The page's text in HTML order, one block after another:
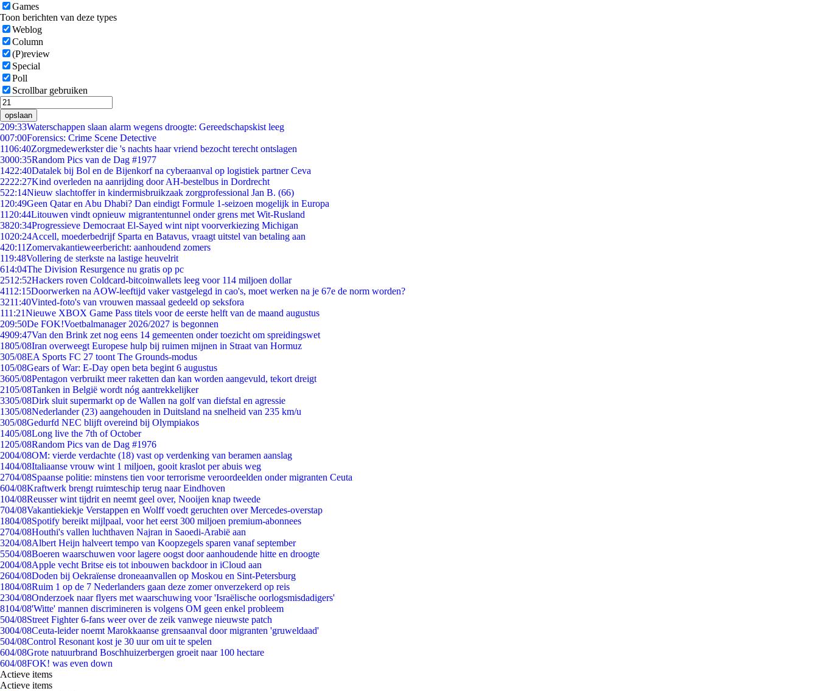
Games
Toon berichten van deze types
Weblog
Column
(P)review
Special
Poll
Scrollbar gebruiken
opslaan
209:33Waterschappen slaan alarm wegens droogte: Gereedschapskist leeg
007:00Forensics: Crime Scene Detective
1106:40Zorgmedewerkster die 's nachts haar vriend bezocht terecht ontslagen
3000:35Random Pics van de Dag #1977
1422:40Datalek bij Bol en de Bijenkorf na cyberaanval op logistiek partner Ceva
2222:27Kind overleden na aanrijding door AH-bestelbus in Dordrecht
522:14Nieuw slachtoffer in kindermisbruikzaak zorgprofessional Jan B. (66)
1 20:49Geen Qatar en Abu Dhabi? Dan eindigt Formule 1-seizoen mogelijk in Europa
11 20:44Litouwen vindt opnieuw migrantentunnel onder grens met Wit-Rusland
3820:34Progressieve Democraat El-Sayed wint nipt voorverkiezing Michigan
1020:24Accell, moederbedrijf Sparta en Batavus, vraagt uitstel van betaling aan
420:11 Zomervakantieweerbericht: aanhoudend zomers
119:48Vollering de sterkste na lastige heuvelrit
614:04The Division Resurgence nu gratis op pc
2512:52Hackers roven Coldcard-bitcoinwallets leeg voor 114 miljoen dollar
4112:15Doorwerken na AOW-leeftijd vaker vastgelegd in cao's, moet werken na je 67e de norm worden?
3211:40Vinted-foto's van vrouwen massaal gedeeld op seksfora
111:21Nieuwe XBOX Game Pass titels voor de eerste helft van de maand augustus
209:50De FOK!Voetbalmanager 2026/2027 is begonnen
4909:47Van den Brink zet nog eens 14 gemeenten onder toezicht om spreidingswet
1805/08Iran overweegt Europese hulp bij ruimen mijnen in Straat van Hormuz
305/08EA Sports FC 27 toont The Grounds-modus
105/08Gears of War: E-Day open beta begint 6 augustus
3605/08Pentagon verbruikt meer raketten dan kan worden aangevuld, tekort dreigt
2105/08Tanken in België wordt nóg aantrekkelijker
3305/08Dirk sluit supermarkt op de Wallen na golf van diefstal en agressie
1305/08Nederlander (23) aangehouden in Duitsland na snelheid van 235 km/u
305/08Gedurfd NEC blijft overeind bij Olympiakos
1405/08Long live the 7th of October
1205/08Random Pics van de Dag #1976
2004/08OM: vierde verdachte (18) vast op verdenking van beramen aanslag
1404/08Italiaanse vrouw wint 1 miljoen, gooit kraslot per abuis weg
2704/08Spaanse politie: minstens tien voor terrorisme veroordeelden onder migranten Ceuta
604/08Kraftwerk brengt ruimteschip terug naar Eindhoven
104/08Reusser wint tijdrit en neemt geel over, Nooijen knap tweede
704/08Vakantiekiekje Verstappen en Wolff voedt geruchten over Mercedes-overstap
1804/08Spotify bereikt mijlpaal, voor het eerst 300 miljoen premium-abonnees
2704/08Houthi's vallen luchthaven Najran in Saoedi-Arabië aan
3204/08Albert Heijn halveert tempo van Koopzegels sparen vanaf september
5504/08Boeren waarschuwen voor lagere oogst door aanhoudende hitte en droogte
2004/08Apple vecht Britse eis tot inbouwen backdoor in iCloud aan
2604/08Doden bij Oekraïense droneaanvallen op Moskou en Sint-Petersburg
1804/08Ruim 1 op de 7 Nederlanders gaan deze zomer onverzekerd op reis
2304/08Onderzoek naar flyers met waarschuwing voor 'Israëlische oorlogsmisdadigers'
8104/08'Witte' mannen discrimineren is volgens OM geen enkel probleem
504/08Street Fighter 6-fans weer over de zeik vanwege nieuwste patch
3004/08Ceuta-leider noemt Marokkaanse grensaanval door migranten 'gruweldaad'
504/08Control Resonant kost je 30 uur om uit te spelen
604/08Grote natuurbrand Boschhuizerbergen groeit naar 100 hectare
604/08FOK! was even down
Actieve items
Actieve items